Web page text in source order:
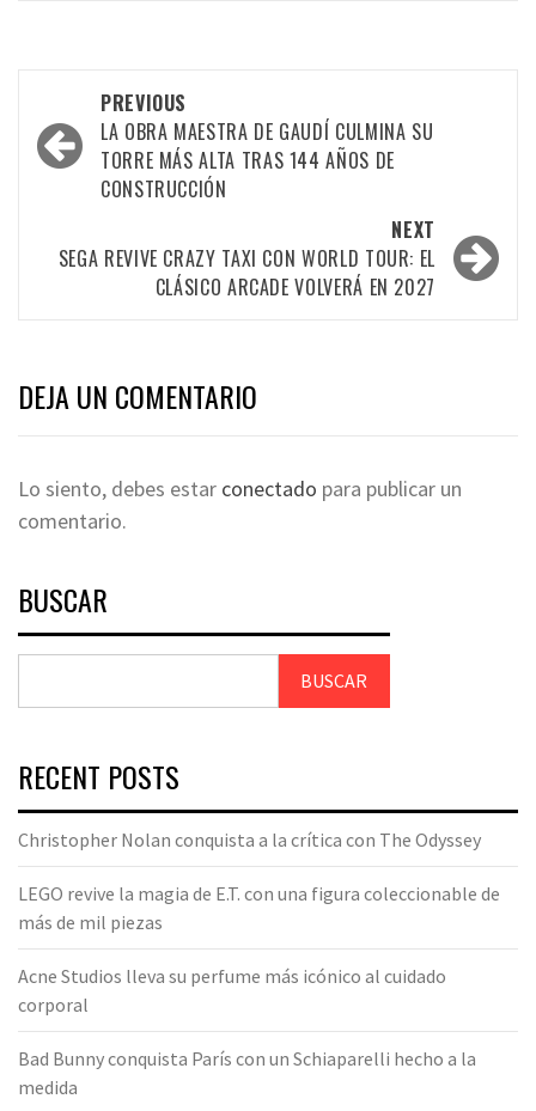
PREVIOUS
LA OBRA MAESTRA DE GAUDÍ CULMINA SU
TORRE MÁS ALTA TRAS 144 AÑOS DE
CONSTRUCCIÓN
NEXT
SEGA REVIVE CRAZY TAXI CON WORLD TOUR: EL
CLÁSICO ARCADE VOLVERÁ EN 2027
DEJA UN COMENTARIO
Lo siento, debes estar conectado para publicar un
comentario.
BUSCAR
BUSCAR
RECENT POSTS
Christopher Nolan conquista a la crítica con The Odyssey
LEGO revive la magia de E.T. con una figura coleccionable de
más de mil piezas
Acne Studios lleva su perfume más icónico al cuidado
corporal
Bad Bunny conquista París con un Schiaparelli hecho a la
medida